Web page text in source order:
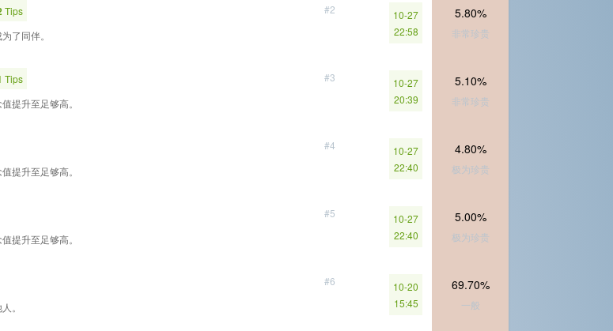
#2
Tips
了同伴。
10-27
22:58
5.80%
非常珍贵
#3
Tips
提升至足够高。
10-27
20:39
5.10%
非常珍贵
#4
提升至足够高。
10-27
22:40
4.80%
极为珍贵
#5
提升至足够高。
10-27
22:40
5.00%
极为珍贵
#6
。
10-20
15:45
69.70%
一般